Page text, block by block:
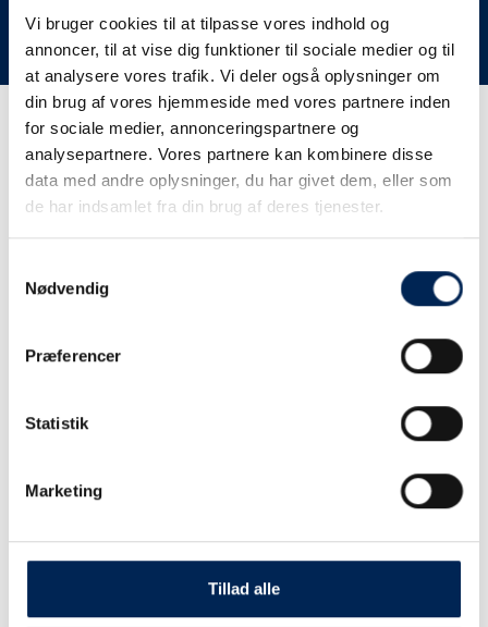
Vi bruger cookies til at tilpasse vores indhold og
annoncer, til at vise dig funktioner til sociale medier og til
at analysere vores trafik. Vi deler også oplysninger om
din brug af vores hjemmeside med vores partnere inden
for sociale medier, annonceringspartnere og
analysepartnere. Vores partnere kan kombinere disse
data med andre oplysninger, du har givet dem, eller som
de har indsamlet fra din brug af deres tjenester.
Nødvendig
Præferencer
Statistik
Marketing
Tillad alle
har mere at fortælle end I kan læse her.
Vi takker for jeres forståelse.
Få trafikinformation på
sms
tjekke vores hjemmeside eller ringe til os.